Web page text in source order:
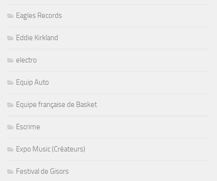
Eagles Records
Eddie Kirkland
electro
Equip Auto
Equipe française de Basket
Escrime
Expo Music (Créateurs)
Festival de Gisors